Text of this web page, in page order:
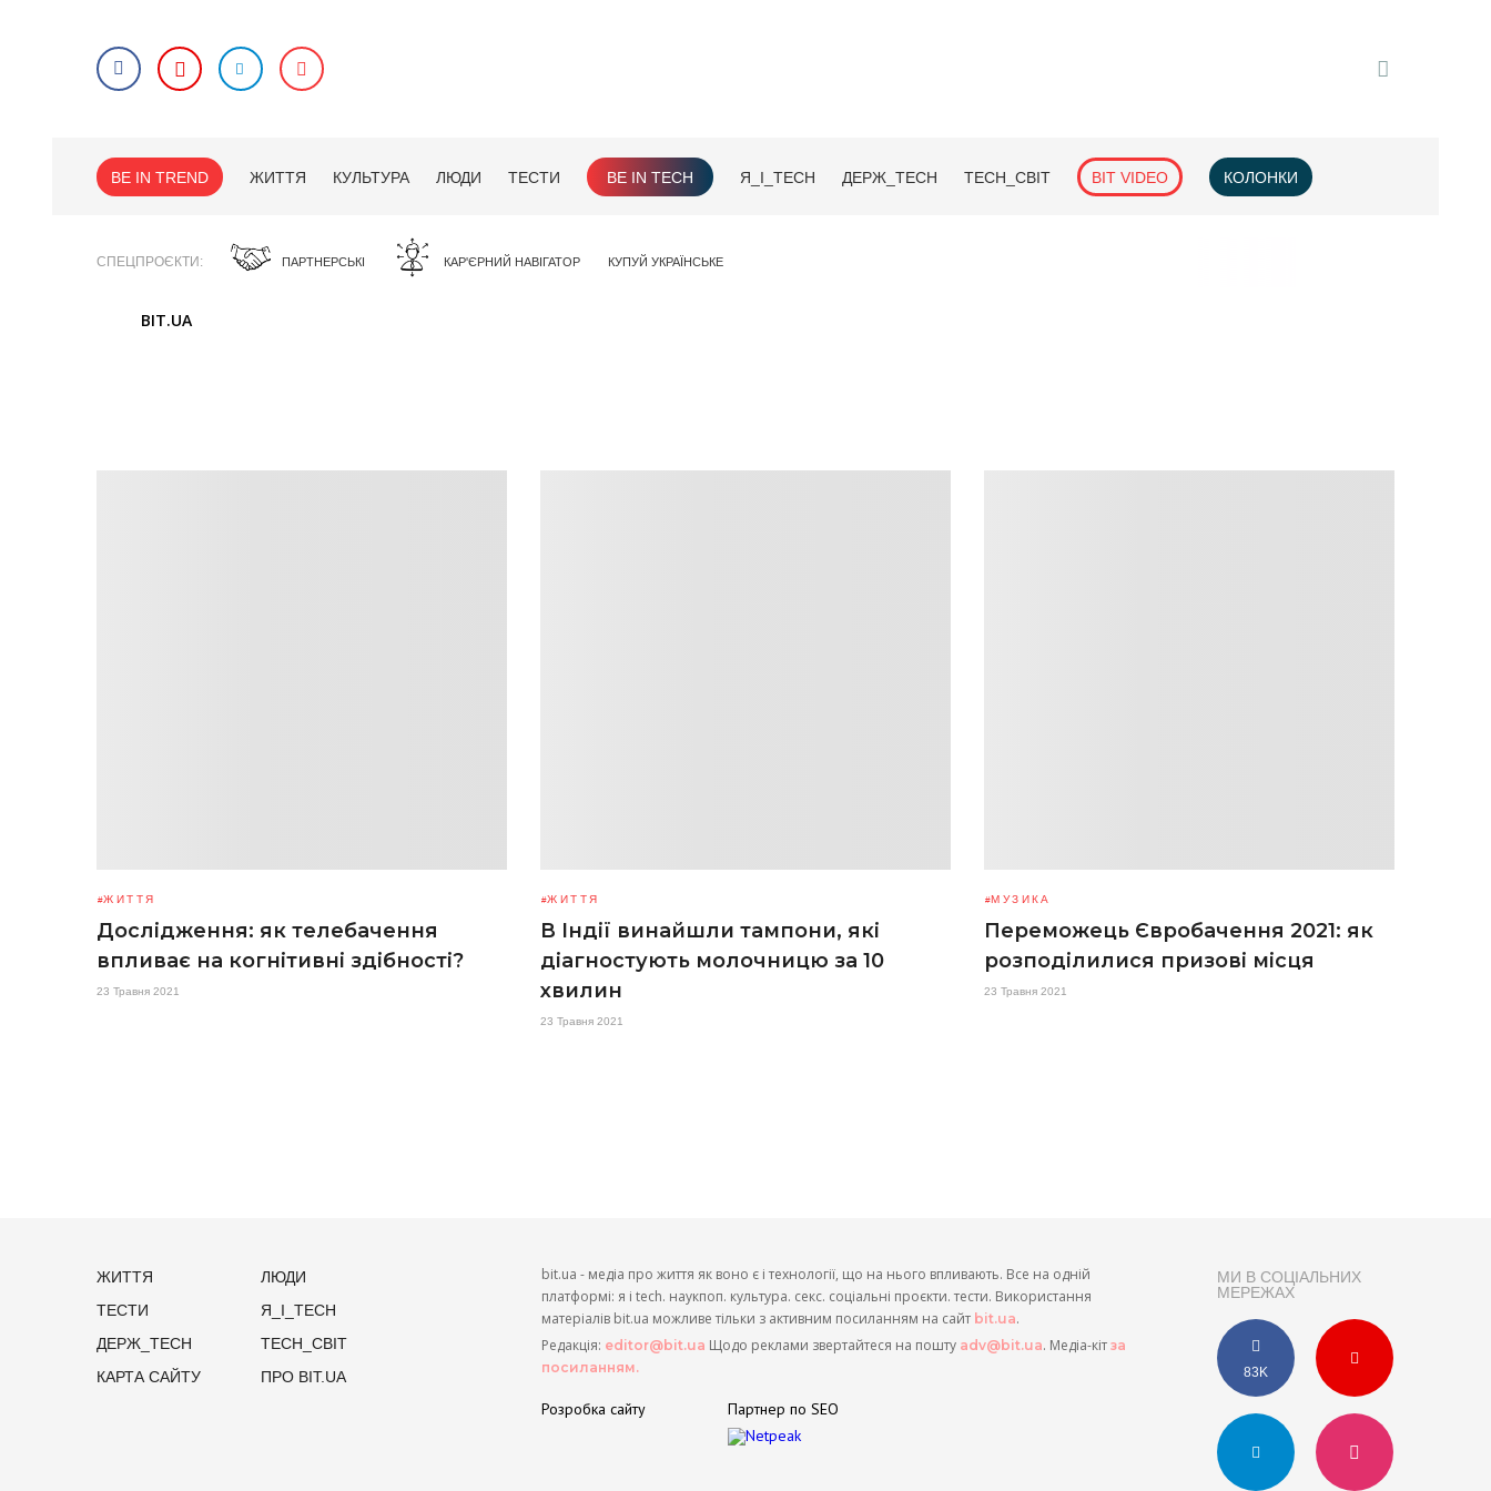
BE IN TREND ЖИТТЯ КУЛЬТУРА ЛЮДИ ТЕСТИ BE IN TECH Я_І_TECH ДЕРЖ_TECH TECH_СВІТ BIT VIDEO КОЛОНКИ
СПЕЦПРОЄКТИ ПАРТНЕРСЬКІ КАР'ЄРНИЙ НАВІГАТОР КУПУЙ УКРАЇНСЬКЕ
BIT.UA
ЖИТТЯ
Дослідження: як телебачення
впливає на когнітивні здібності?
23 Травня 2021
ЖИТТЯ
В Індії винайшли тампони, які
діагностують молочницю за 10
хвилин
23 Травня 2021
МУЗИКА
Переможець Євробачення 2021: як
розподілилися призові місця
23 Травня 2021
ЖИТТЯ
ЛЮДИ
ТЕСТИ
Я_І_TECH
ДЕРЖ_TECH
TECH_СВІТ
КАРТА САЙТУ
ПРО BIT.UA
МИ В СОЦІАЛЬНИХ
МЕРЕЖАХ
83K
bit.ua - медіа про життя як воно є і технології, що на нього впливають. Все на одній
платформі: я і tech. наукпоп. культура. секс. соціальні проєкти. тести. Використання
матеріалів bit.ua можливе тільки з активним посиланням на сайт bit.ua.
Редакція: editor@bit.ua Щодо реклами звертайтеся на пошту adv@bit.ua. Медіа-кіт за
посиланням.
Розробка сайту Партнер по SEO